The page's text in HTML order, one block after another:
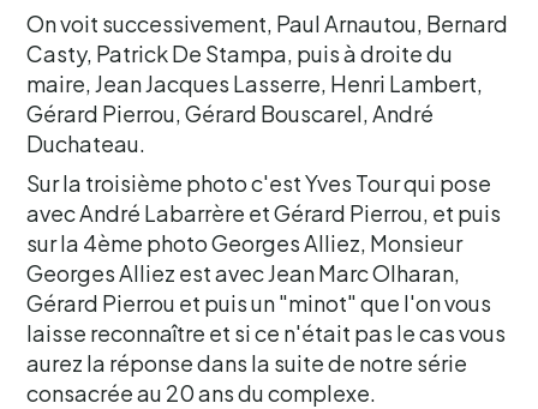
On voit successivement, Paul Arnautou, Bernard
Casty, Patrick De Stampa, puis à droite du
maire, Jean Jacques Lasserre, Henri Lambert,
Gérard Pierrou, Gérard Bouscarel, André
Duchateau.
Sur la troisième photo c'est Yves Tour qui pose
avec André Labarrère et Gérard Pierrou, et puis
sur la 4ème photo Georges Alliez, Monsieur
Georges Alliez est avec Jean Marc Olharan,
Gérard Pierrou et puis un "minot" que l'on vous
laisse reconnaître et si ce n'était pas le cas vous
aurez la réponse dans la suite de notre série
consacrée au 20 ans du complexe.